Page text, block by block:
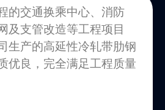
的交通换乘中心、消防
及支管改造等工程项目
生产的高延性冷轧带肋钢
优良，完全满足工程质量